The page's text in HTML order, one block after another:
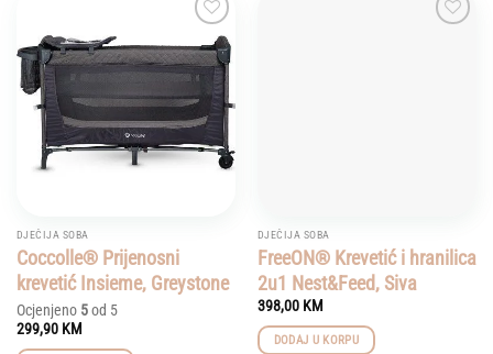
Add to
wishlist
DJEČIJA SOBA
Coccolle® Prijenosni
krevetić Insieme, Greystone
Ocjenjeno 5od 5
299,90 KM
DJEČIJA SOBA
FreeON® Krevetić i hranilica
2u1 Nest&Feed, Siva
398,00 KM
DODAJ U KORPU